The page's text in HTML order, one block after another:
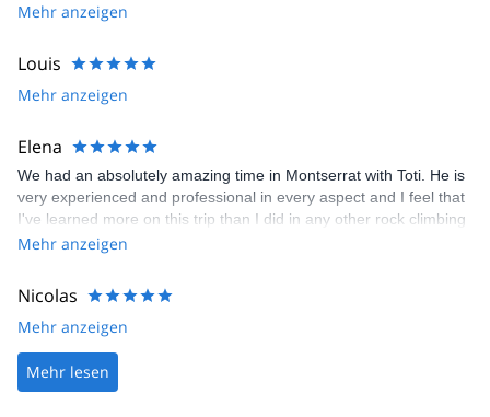
Mehr anzeigen
Louis
Mehr anzeigen
Elena
We had an absolutely amazing time in Montserrat with Toti. He is
very experienced and professional in every aspect and I feel that
I've learned more on this trip than I did in any other rock climbing
course I've taken before. Among others, he gave a lot of useful
generally very supportive and encouraging.
Mehr anzeigen
Nicolas
Mehr anzeigen
Mehr lesen